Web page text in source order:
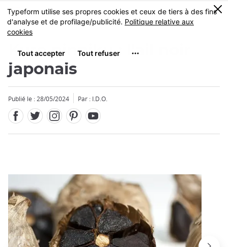
Skip
to
main
MENU
0
Kuro ninniku : l'ail noir
japonais
Publié le : 28/05/2024 Par : I.D.O.
Fermer